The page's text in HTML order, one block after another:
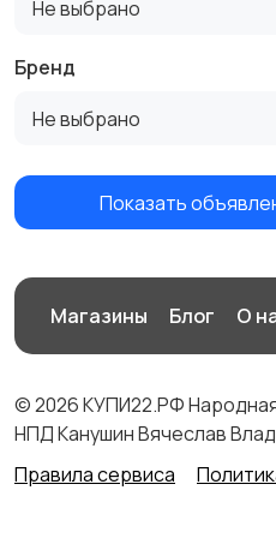
Не выбрано
Бренд
Не выбрано
Показать
Магазины Блог О
© 2026 КУПИ22.РФ
НПД Канушин Вячеслав
Правила сервиса